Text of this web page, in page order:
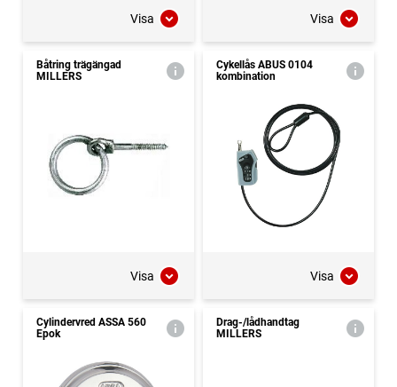
Visa Visa
Båtring trägängad
MILLERS
Visa
Cykellås ABUS 0104
kombination
Visa
Cylindervred ASSA 560
Epok
Drag-/lådhandtag
MILLERS